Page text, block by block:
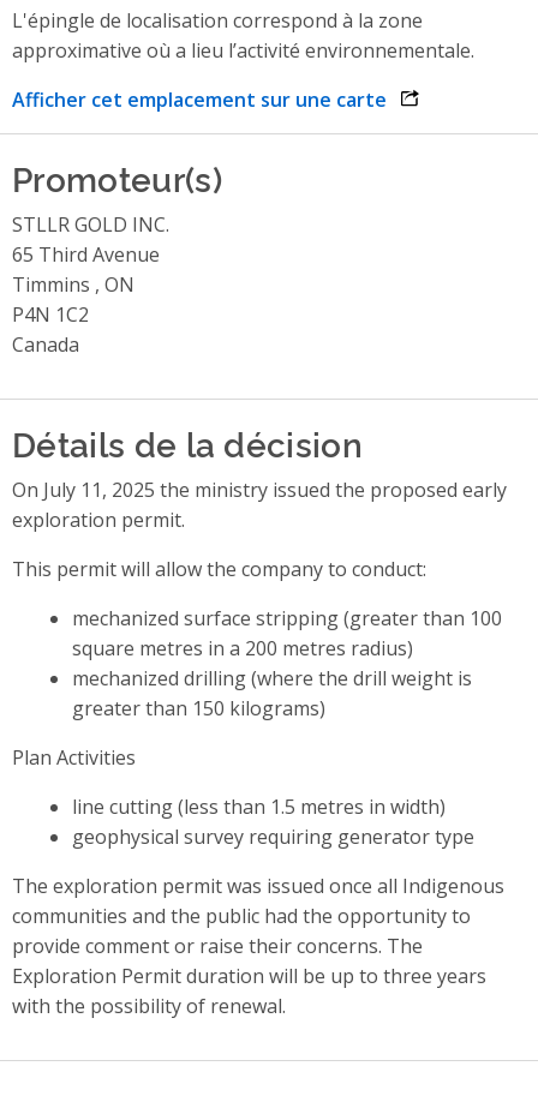
L'épingle de localisation correspond à la zone
approximative où a lieu l’activité environnementale.
Afficher cet emplacement sur une carte opens link in
Promoteur(s)
STLLR GOLD INC.
65 Third Avenue
Timmins , ON
P4N 1C2
Canada
Détails de la décision
On July 11, 2025 the ministry issued the proposed early
exploration permit.
This permit will allow the company to conduct:
mechanized surface stripping (greater than 100
square metres in a 200 metres radius)
mechanized drilling (where the drill weight is
greater than 150 kilograms)
Plan Activities
line cutting (less than 1.5 metres in width)
geophysical survey requiring generator type
The exploration permit was issued once all Indigenous
communities and the public had the opportunity to
provide comment or raise their concerns. The
Exploration Permit duration will be up to three years
with the possibility of renewal.